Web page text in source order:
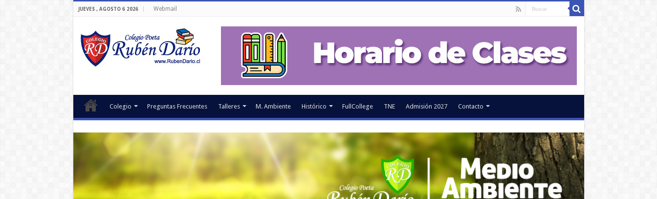
JUEVES , AGOSTO 6 2026 Webmail
Colegio Preguntas Frecuentes Talleres M. Ambiente Histórico FullCollege TNE Admisión 2027 Contacto